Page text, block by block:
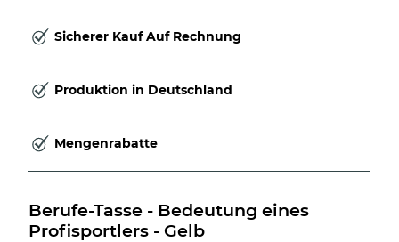
Sicherer Kauf Auf Rechnung
Produktion in Deutschland
Mengenrabatte
Berufe-Tasse - Bedeutung eines
Profisportlers - Gelb